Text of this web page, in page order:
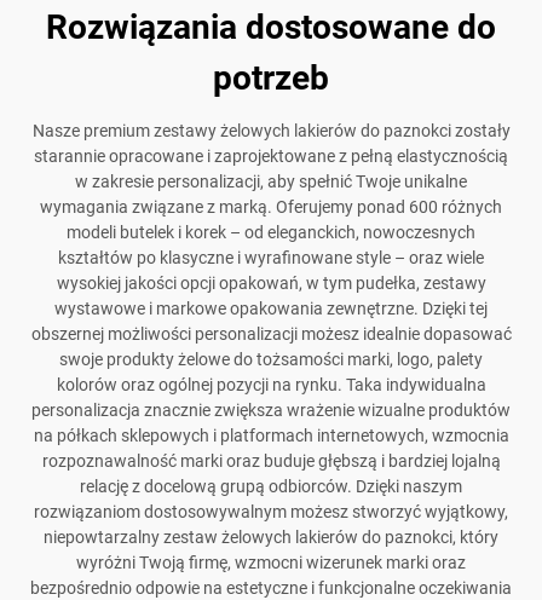
Rozwiązania dostosowane do
potrzeb
Nasze premium zestawy żelowych lakierów do paznokci zostały
starannie opracowane i zaprojektowane z pełną elastycznością
w zakresie personalizacji, aby spełnić Twoje unikalne
wymagania związane z marką. Oferujemy ponad 600 różnych
modeli butelek i korek – od eleganckich, nowoczesnych
kształtów po klasyczne i wyrafinowane style – oraz wiele
wysokiej jakości opcji opakowań, w tym pudełka, zestawy
wystawowe i markowe opakowania zewnętrzne. Dzięki tej
obszernej możliwości personalizacji możesz idealnie dopasować
swoje produkty żelowe do tożsamości marki, logo, palety
kolorów oraz ogólnej pozycji na rynku. Taka indywidualna
personalizacja znacznie zwiększa wrażenie wizualne produktów
na półkach sklepowych i platformach internetowych, wzmocnia
rozpoznawalność marki oraz buduje głębszą i bardziej lojalną
relację z docelową grupą odbiorców. Dzięki naszym
rozwiązaniom dostosowywalnym możesz stworzyć wyjątkowy,
niepowtarzalny zestaw żelowych lakierów do paznokci, który
wyróżni Twoją firmę, wzmocni wizerunek marki oraz
bezpośrednio odpowie na estetyczne i funkcjonalne oczekiwania